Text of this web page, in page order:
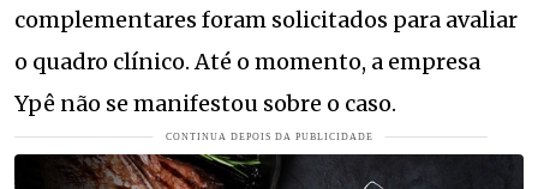
complementares foram solicitados para avaliar
o quadro clínico. Até o momento, a empresa
Ypê não se manifestou sobre o caso.